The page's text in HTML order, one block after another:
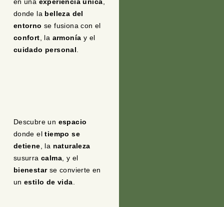
donde la belleza del
entorno se fusiona con el
confort , la armonía y el
cuidado personal
Descubre un espacio
donde eltiempo se
detiene, la naturaleza
susurracalma, y el
bienestarse convierte en
unestilo de vida.